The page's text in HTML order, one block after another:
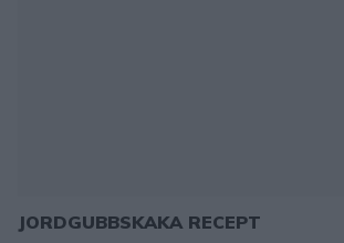
JORDGUBBSKAKA RECEPT